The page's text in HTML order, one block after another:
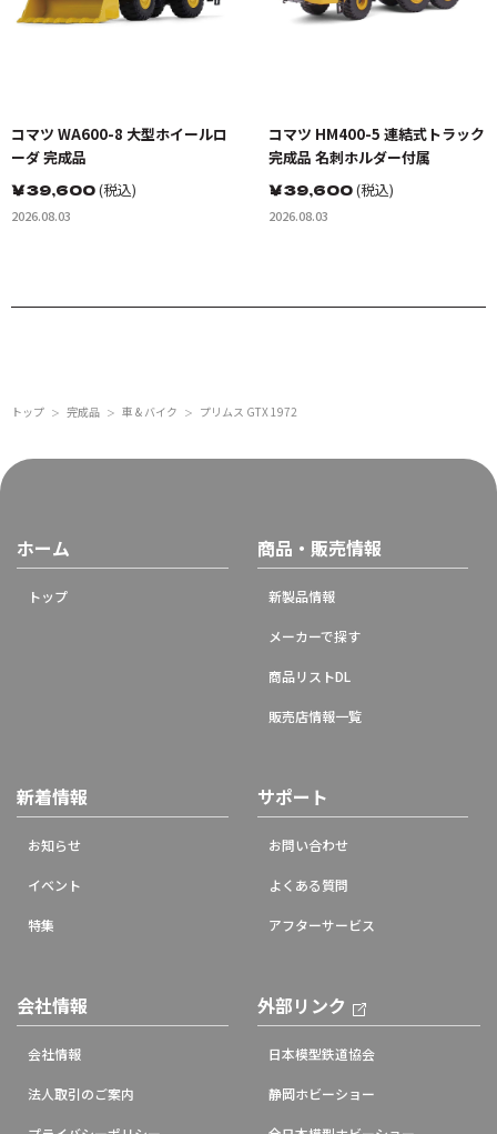
コマツ WA600-8 大型ホイールロ
ーダ 完成品
￥39,600(税込)
2026.08.03
コマツ HM400-5 連結式トラック
完成品 名刺ホルダー付属
￥39,600(税込)
2026.08.03
トップ ＞ 完成品 ＞ 車 & バイク ＞ プリムス GTX 1972
ホーム
トップ
商品・販売情報
新製品情報
メーカーで探す
商品リストDL
販売店情報一覧
新着情報
お知らせ
イベント
特集
サポート
お問い合わせ
よくある質問
アフターサービス
会社情報
会社情報
法人取引のご案内
外部リンク
日本模型鉄道協会
静岡ホビーショー